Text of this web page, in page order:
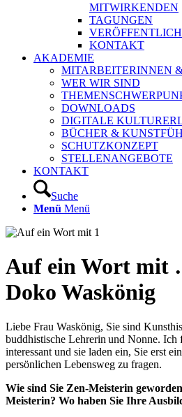
MITWIRKENDEN
TAGUNGEN
KONTAKT
AKADEMIE
MITARBEITERINNEN
WER WIR SIND
DOWNLOADS
DIGITALE
BÜCHER &
SCHUTZKONZEPT
STELLENANGEBOTE
KONTAKT
Suche
Menü Menü
Auf ein Wort mit
Doko Waskönig
Liebe Frau Waskönig, Sie sind
buddhistische Lehrerin und Nonne. Ich
interessant und sie laden ein, Sie erst
persönlichen Lebensweg zu fragen.
Wie sind Sie Zen-Meisterin
Meisterin? Wo haben Sie Ihre